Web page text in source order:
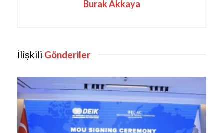
Burak Akkaya
İlişkili Gönderiler